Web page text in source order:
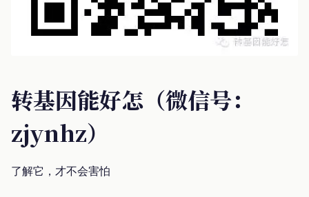
转基因能好怎（微信号：
zjynhz）
了解它，才不会害怕